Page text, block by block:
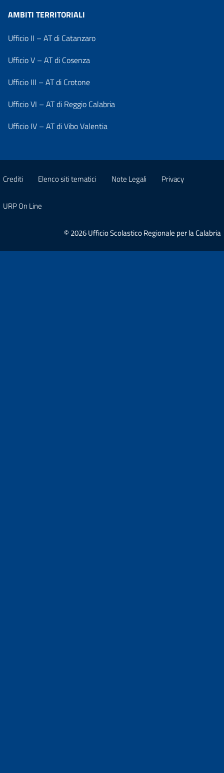
AMBITI TERRITORIALI
Ufficio II – AT di Catanzaro
Ufficio V – AT di Cosenza
Ufficio III – AT di Crotone
Ufficio VI – AT di Reggio Calabria
Ufficio IV – AT di Vibo Valentia
Crediti Elenco siti tematici Note Legali Privacy
URP On Line
© 2026 Ufficio Scolastico Regionale per la Calabria